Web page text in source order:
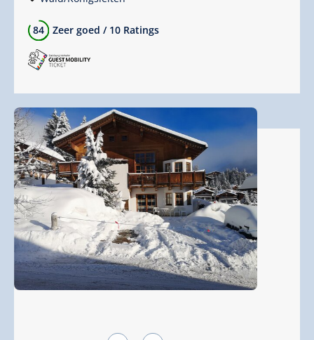
84 Zeer goed / 10 Ratings